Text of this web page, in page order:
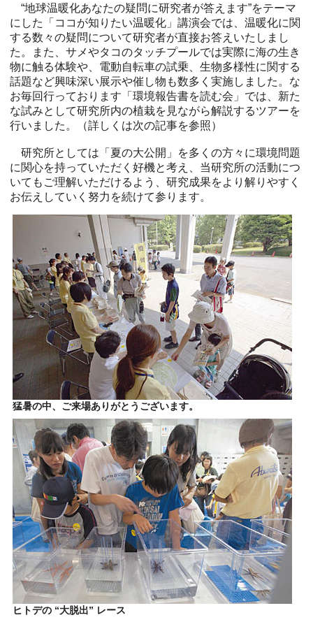
“地球温暖化あなたの疑問に研究者が答えます”をテーマ
にした「ココが知りたい温暖化」講演会では、温暖化に関
する数々の疑問について研究者が直接お答えいたしまし
た。また、サメやタコのタッチプールでは実際に海の生き
物に触る体験や、電動自転車の試乗、生物多様性に関する
話題など興味深い展示や催し物も数多く実施しました。な
お毎回行っております「環境報告書を読む会」では、新た
な試みとして研究所内の植栽を見ながら解説するツアーを
行いました。（詳しくは次の記事を参照）
研究所としては「夏の大公開」を多くの方々に環境問題
に関心を持っていただく好機と考え、当研究所の活動につ
いてもご理解いただけるよう、研究成果をより解りやすく
お伝えしていく努力を続けて参ります。
猛暑の中、ご来場ありがとうございます。
ヒトデの “大脱出” レース